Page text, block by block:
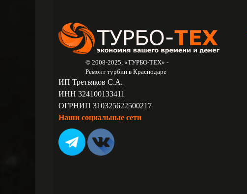
© 2008-2025, «ТУРБО-ТЕХ» -
Ремонт турбин в Краснодаре
ИП Третьяков С.А.
ИНН 324100133411
ОГРНИП 310325622500217
Наши социальные сети